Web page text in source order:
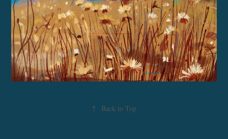
↑ Back to Top